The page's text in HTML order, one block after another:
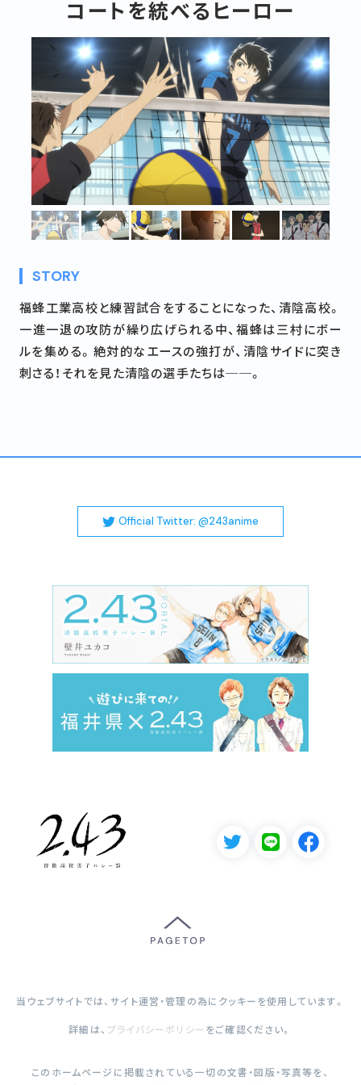
STAFF&CAST
MOVIE
MUSIC
Blu-ray&DVD
BOOKS
GOODS
FUKUI × 2.43
FUKUI MAP
@243anime
コートを統べるヒーロー
STORY
福蜂工業高校と練習試合をすることになった、清陰高校。
一進一退の攻防が繰り広げられる中、福蜂は三村にボー
ルを集める。絶対的なエースの強打が、清陰サイドに突き
刺さる！それを見た清陰の選手たちは──。
Official Twitter: @243anime
当ウェブサイトでは、サイト運営・管理の為にクッキーを使用しています。
詳細は、 プライバシーポリシー をご確認ください。
このホームページに掲載されている一切の文書・図版・写真等を、